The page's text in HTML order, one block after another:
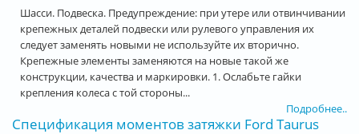
Шасси. Подвеска. Предупреждение: при утере или отвинчивании
крепежных деталей подвески или рулевого управления их
следует заменять новыми не используйте их вторично.
Крепежные элементы заменяются на новые такой же
конструкции, качества и маркировки. 1. Ослабьте гайки
крепления колеса с той стороны...
Подробнее..
Спецификация моментов затяжки Ford Taurus